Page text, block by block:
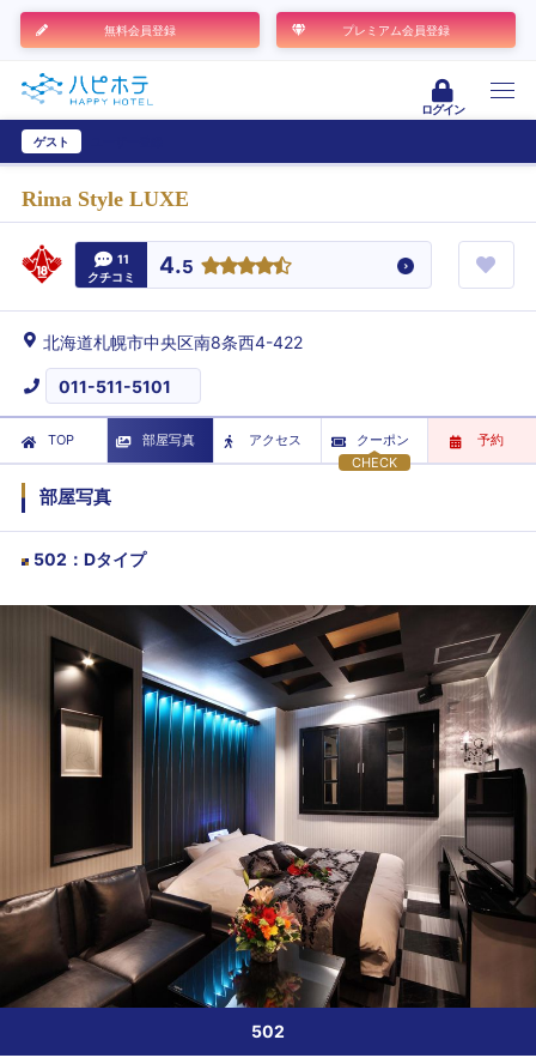
無料会員登録 プレミアム会員登録
ログイン
ゲスト
Rima Style LUXE
11
クチコミ
4.5
北海道札幌市中央区南8条西4-422
011-511-5101
TOP 部屋写真
アクセス
CHECK
クーポン 予約
部屋写真
502 ： Dタイプ
502